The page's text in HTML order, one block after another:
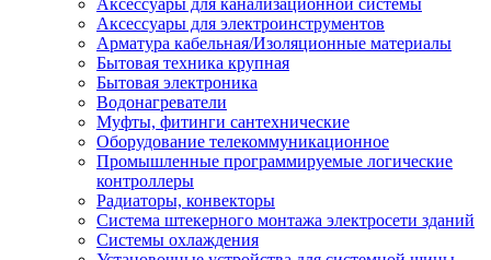
Аксессуары для канализационной системы
Аксессуары для электроинструментов
Арматура кабельная/Изоляционные материалы
Бытовая техника крупная
Бытовая электроника
Водонагреватели
Муфты, фитинги сантехнические
Оборудование телекоммуникационное
Промышленные программируемые логические
контроллеры
Радиаторы, конвекторы
Система штекерного монтажа электросети зданий
Системы охлаждения